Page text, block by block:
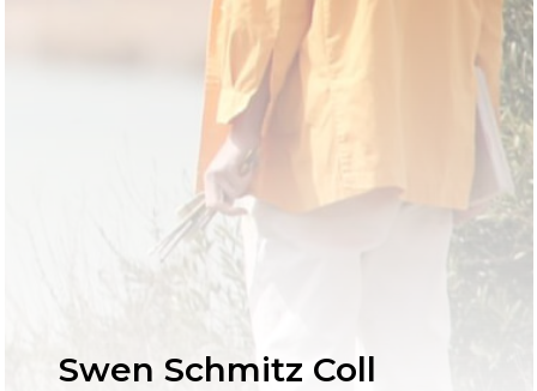
Swen Schmitz Coll